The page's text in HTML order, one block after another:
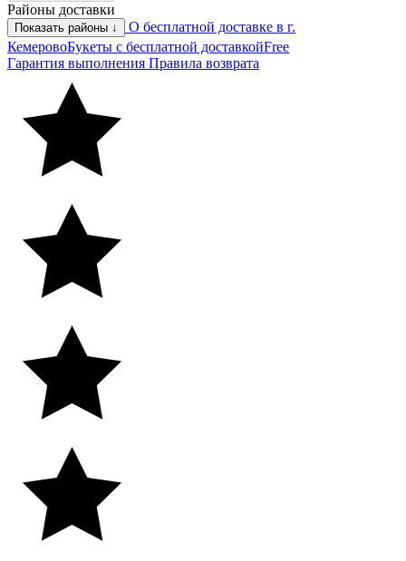
Районы доставки
Показать районы ↓
О бесплатной доставке в г.
КемеровоБукеты с бесплатной доставкойFree
Гарантия выполнения Правила возврата